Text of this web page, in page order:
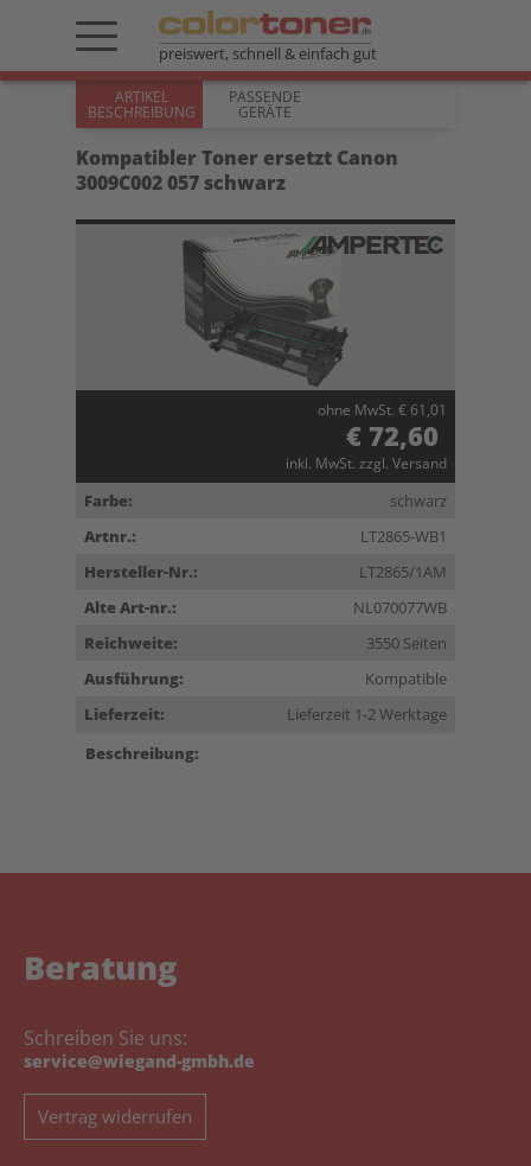
preiswert, schnell & einfach gut
ARTIKEL
BESCHREIBUNG
PASSENDE
GERÄTE
Kompatibler Toner ersetzt Canon
3009C002 057 schwarz
ohne MwSt. € 61,01
€ 72,60
inkl. MwSt. zzgl. Versand
Farbe:
schwarz
Artnr.:
LT2865-WB1
Hersteller-Nr.:
LT2865/1AM
Alte Art-nr.:
NL070077WB
Reichweite:
3550 Seiten
Ausführung:
Kompatible
Lieferzeit:
Lieferzeit 1-2 Werktage
Beschreibung:
Beratung
Schreiben Sie uns:
service@wiegand-gmbh.de
Vertrag widerrufen